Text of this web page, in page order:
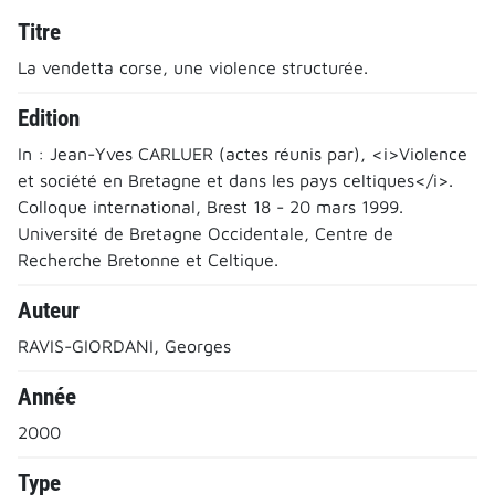
Titre
La vendetta corse, une violence structurée.
Edition
In : Jean-Yves CARLUER (actes réunis par), <i>Violence
et société en Bretagne et dans les pays celtiques</i>.
Colloque international, Brest 18 - 20 mars 1999.
Université de Bretagne Occidentale, Centre de
Recherche Bretonne et Celtique.
Auteur
RAVIS-GIORDANI, Georges
Année
2000
Type